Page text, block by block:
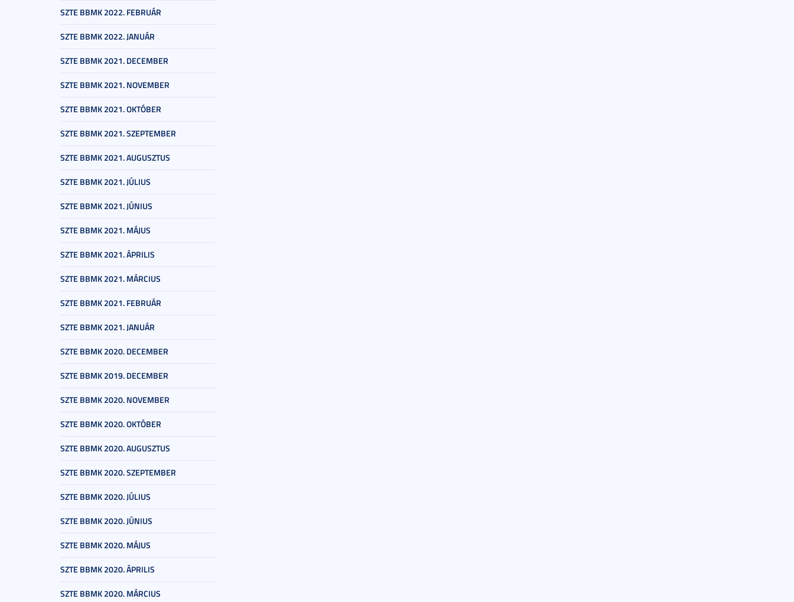
SZTE BBMK 2022. FEBRUÁR
SZTE BBMK 2022. JANUÁR
SZTE BBMK 2021. DECEMBER
SZTE BBMK 2021. NOVEMBER
SZTE BBMK 2021. OKTÓBER
SZTE BBMK 2021. SZEPTEMBER
SZTE BBMK 2021. AUGUSZTUS
SZTE BBMK 2021. JÚLIUS
SZTE BBMK 2021. JÚNIUS
SZTE BBMK 2021. MÁJUS
SZTE BBMK 2021. ÁPRILIS
SZTE BBMK 2021. MÁRCIUS
SZTE BBMK 2021. FEBRUÁR
SZTE BBMK 2021. JANUÁR
SZTE BBMK 2020. DECEMBER
SZTE BBMK 2019. DECEMBER
SZTE BBMK 2020. NOVEMBER
SZTE BBMK 2020. OKTÓBER
SZTE BBMK 2020. AUGUSZTUS
SZTE BBMK 2020. SZEPTEMBER
SZTE BBMK 2020. JÚLIUS
SZTE BBMK 2020. JÚNIUS
SZTE BBMK 2020. MÁJUS
SZTE BBMK 2020. ÁPRILIS
SZTE BBMK 2020. MÁRCIUS